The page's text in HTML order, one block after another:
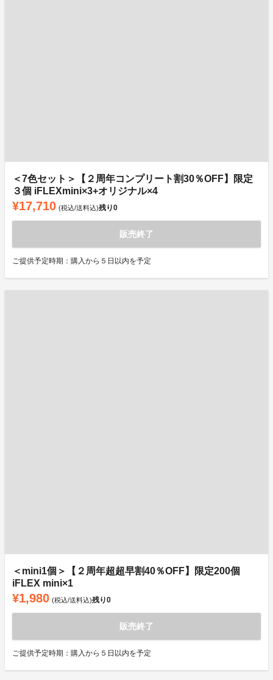
＜7色セット＞【２周年コンプリート割30％OFF】限定
３個 iFLEXmini×3+オリジナル×4
¥17,710 (税込/送料込)残り0
販売終了
ご提供予定時期：購入から５日以内を予定
＜mini1個＞【２周年超超早割40％OFF】限定200個
iFLEX mini×1
¥1,980 (税込/送料込)残り0
販売終了
ご提供予定時期：購入から５日以内を予定